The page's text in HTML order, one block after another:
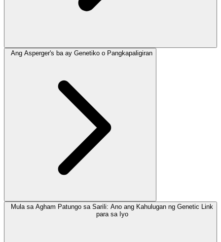
Ang Asperger's ba ay Genetiko o Pangkapaligiran
Mula sa Agham Patungo sa Sarili: Ano ang Kahulugan ng Genetic Link
para sa Iyo